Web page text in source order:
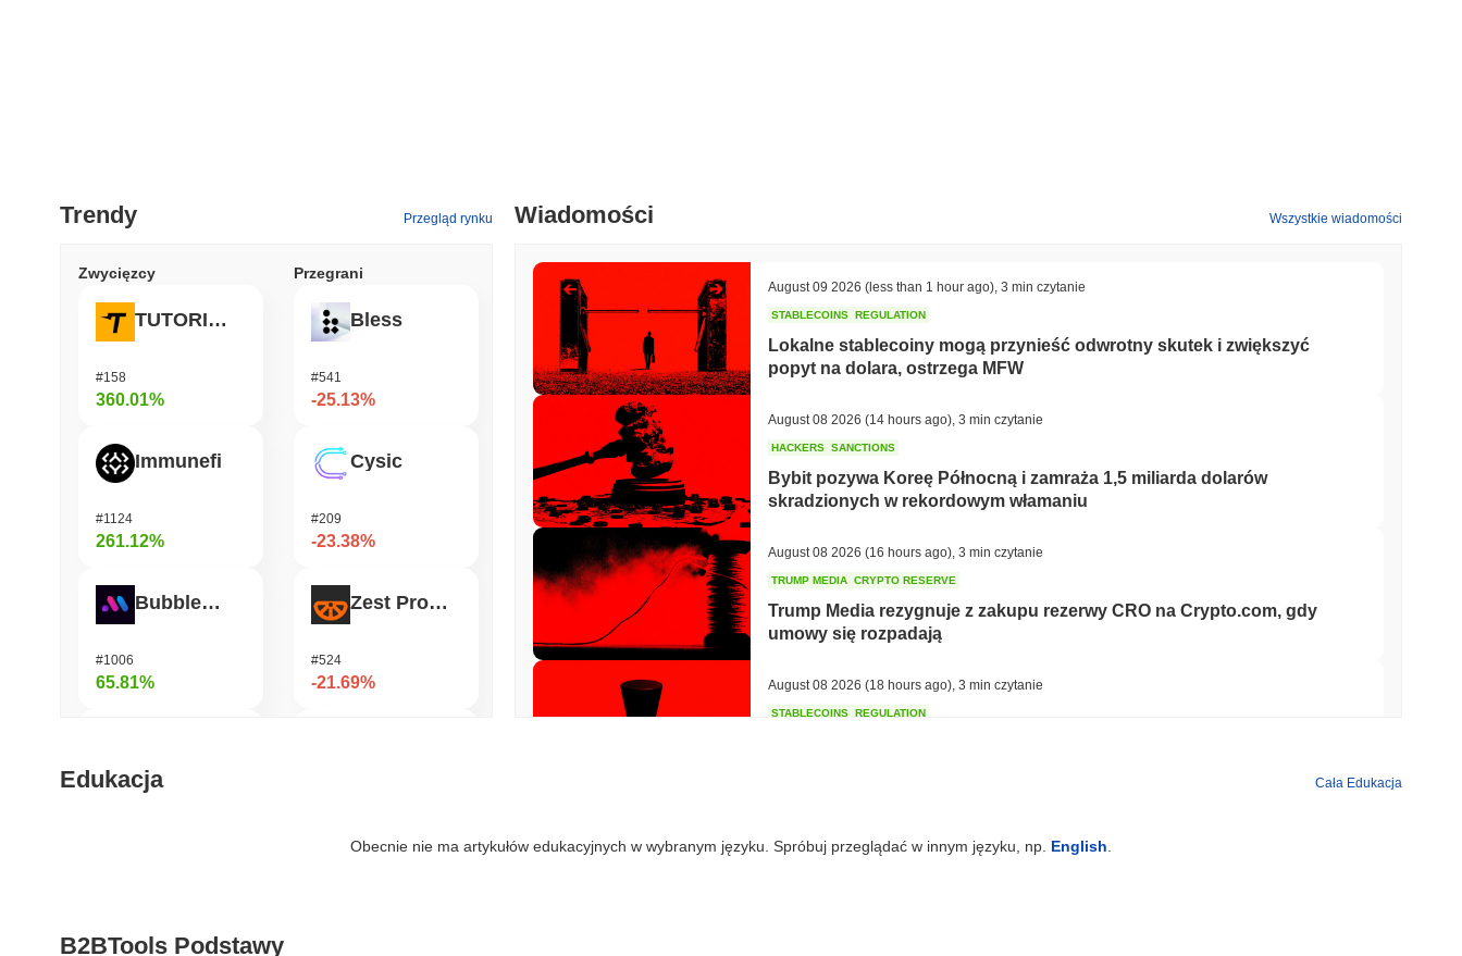
Trendy Przegląd rynku
Zwycięzcy
TUTORIAL
#158
360.01%
Immunefi
#1124
261.12%
Bubblemaps
#1006
65.81%
#465
Przegrani
Bless
#541
-25.13%
Cysic
#209
-23.38%
Zest Protocol
#524
-21.69%
Wiadomości Wszystkie wiadomości
August 09 2026 (less than 1 hour ago) 3 min czytanie
STABLECOINS REGULATION
Lokalne stablecoiny mogą przynieść odwrotny skutek i zwiększyć
popyt na dolara, ostrzega MFW
August 08 2026 (14 hours ago) 3 min czytanie
HACKERS SANCTIONS
Bybit pozywa Koreę Północną i zamraża 1,5 miliarda dolarów
skradzionych w rekordowym włamaniu
August 08 2026 (16 hours ago) 3 min czytanie
TRUMP MEDIA CRYPTO RESERVE
Trump Media rezygnuje z zakupu rezerwy CRO na Crypto.com, gdy
umowy się rozpadają
August 08 2026 (18 hours ago) 3 min czytanie
STABLECOINS REGULATION
TOKENIZATION DEFI
Edukacja Cała Edukacja
Obecnie nie ma artykułów edukacyjnych w wybranym języku. Spróbuj przeglądać w innym języku, np. English
B2BTools Podstawy